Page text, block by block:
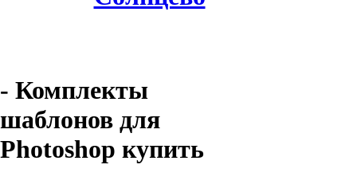
- Комплекты
шаблонов для
Photoshop купить